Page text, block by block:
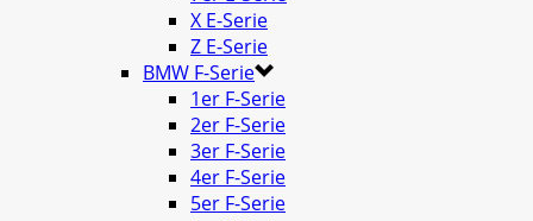
X E-Serie
Z E-Serie
BMW F-Serie
1er F-Serie
2er F-Serie
3er F-Serie
4er F-Serie
5er F-Serie